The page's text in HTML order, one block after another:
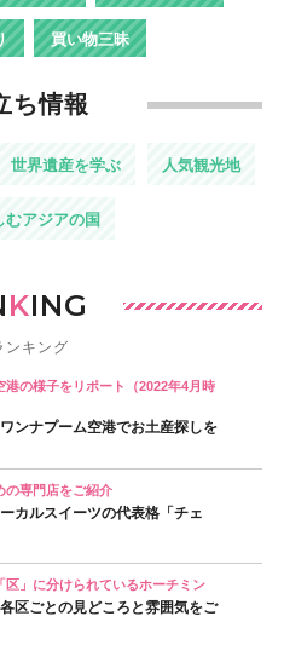
買い物三昧
ち情報
世界遺産を学ぶ 人気観光地
むアジアの国
KING
ンキング
港の様子をリポート（2022年4月時
ンナプーム空港でお土産探しを
の専門店をご紹介
カルスイーツの代表格「チェ
区」に分けられているホーチミン
区ごとの見どころと雰囲気をご